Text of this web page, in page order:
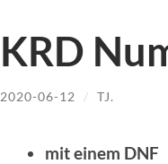
KRD
2020-06-12 / TJ.
mit einem DNF